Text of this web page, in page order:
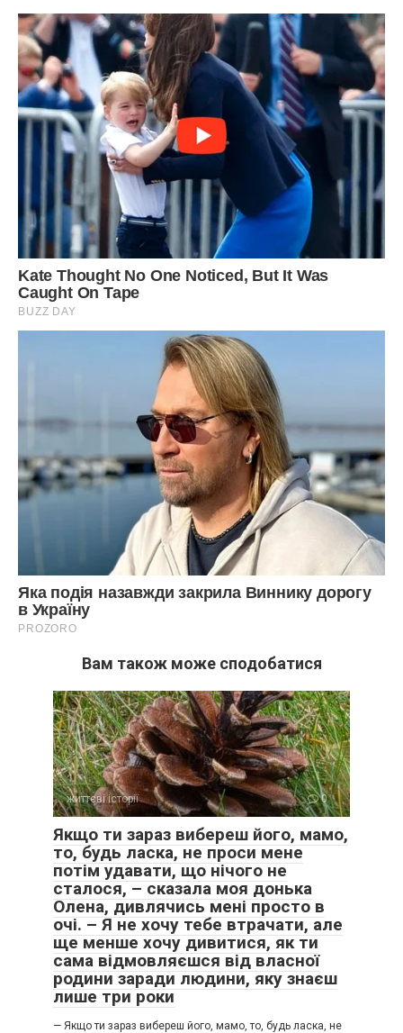
Вам також може сподобатися
життєві історії 0
Якщо ти зараз вибереш його, мамо,
то, будь ласка, не проси мене
потім удавати, що нічого не
сталося, – сказала моя донька
Олена, дивлячись мені просто в
очі. – Я не хочу тебе втрачати, але
ще менше хочу дивитися, як ти
сама відмовляєшся від власної
родини заради людини, яку знаєш
лише три роки
— Якщо ти зараз вибереш його, мамо, то, будь ласка, не